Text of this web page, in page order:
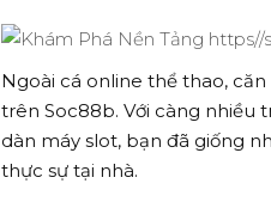
Ngoài cá online thể thao,
trên Soc88b. Với càng nhiều
dàn máy slot, bạn đã giống
thực sự tại nhà.